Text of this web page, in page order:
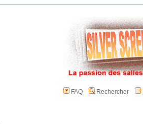
FAQ Rechercher